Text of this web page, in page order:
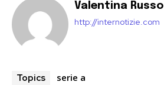
Valentina Russo
http://internotizie.com
Topics serie a